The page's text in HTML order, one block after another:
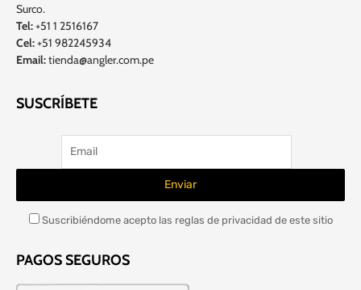
Surco.
Tel:+51 1 2516167
Cel:+51 982245934
Email:tienda@angler.com.pe
SUSCRÍBETE
Suscribiéndome acepto las reglas de privacidad de este sitio
PAGOS SEGUROS